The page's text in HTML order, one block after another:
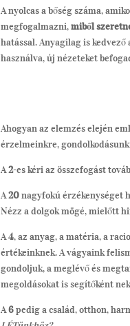
A nyolcas a bőség száma,
megfogalmazni,miből
hatással. Anyagilag is
használva, új nézeteket
Ahogyan az elemzés elején
érzelmeinkre,
A2-es kéri az összefogást
A20nagyfokú érzékenységet
Nézz a dolgok mögé, mielőtt
A4, az anyag, a matéria, a
értékeinknek. A vágyaink
gondoljuk, a meglévő és
megoldásokat is segítőként
A6pedig a család, otthon,